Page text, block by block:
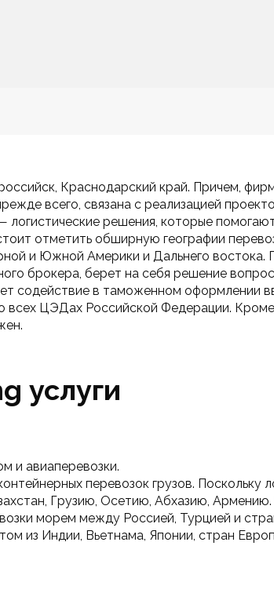
Краснодарский край. Причем,
всего, связана с реализацией
решения, которые
отметить обширную географии
и Южной Америки и Дальнего востока.
брокера, берет на себя решение
содействие в таможенном оформлении
всех ЦЭДах Российской Федерации.
услуги
и авиаперевозки.
перевозок грузов. Поскольку
Грузию, Осетию, Абхазию,
морем между Россией, Турцией и
из Индии, Вьетнама, Японии, стран